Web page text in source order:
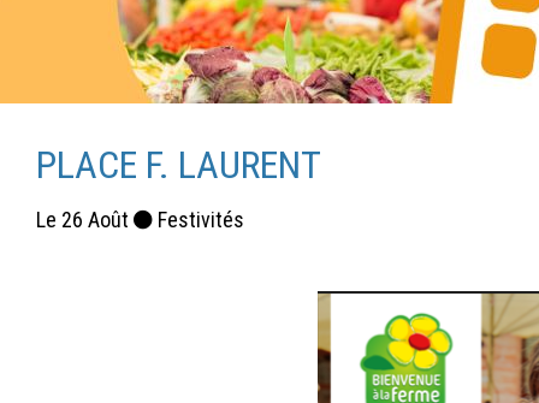
PLACE F. LAURENT
Le 26 Août Festivités